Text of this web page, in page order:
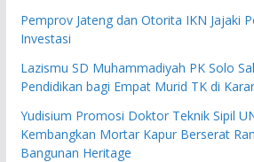
Pemprov Jateng dan Otorita IKN Jajaki
Investasi
Lazismu SD Muhammadiyah PK Solo
Pendidikan bagi Empat Murid TK di
Yudisium Promosi Doktor Teknik Sipil
Kembangkan Mortar Kapur Berserat
Bangunan Heritage